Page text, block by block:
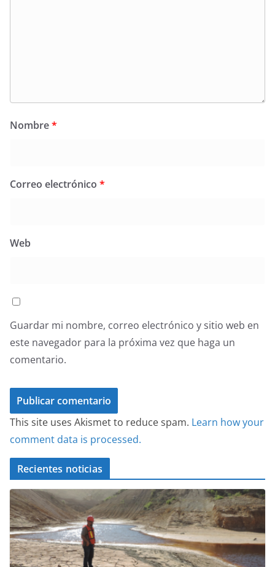
Nombre*
Correo electrónico *
Web
Guardar mi nombre, correo electrónico y sitio web en
este navegador para la próxima vez que haga un
comentario.
This site uses Akismet to reduce spam. Learn how your
comment data is processed.
Recientes noticias